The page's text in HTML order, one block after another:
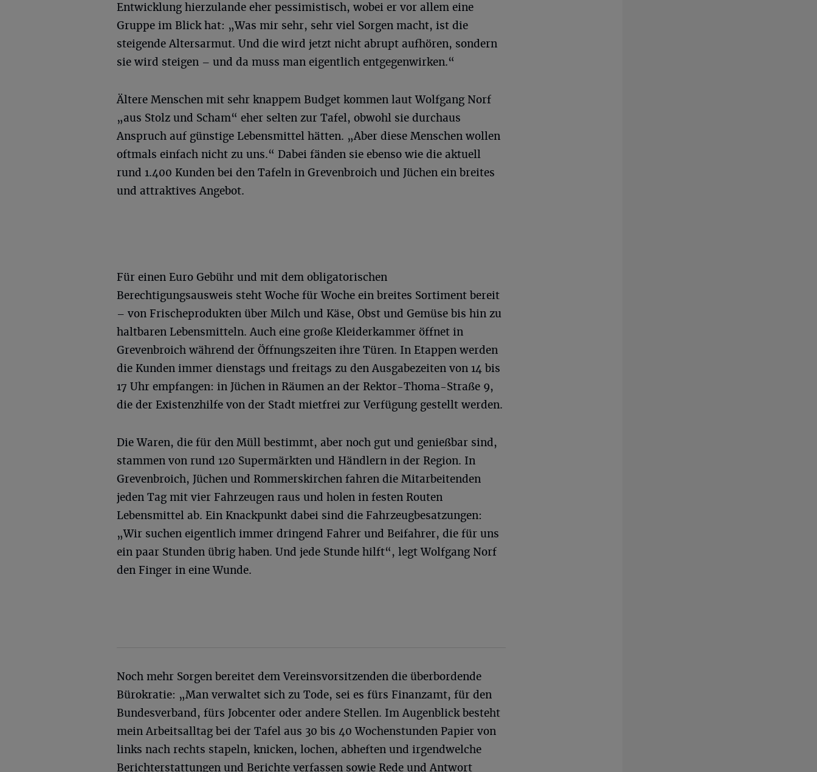
Entwicklung hierzulande eher pessimistisch, wobei er vor allem eine
Gruppe im Blick hat: „Was mir sehr, sehr viel Sorgen macht, ist die
steigende Altersarmut. Und die wird jetzt nicht abrupt aufhören, sondern
sie wird steigen – und da muss man eigentlich entgegenwirken.“
Ältere Menschen mit sehr knappem Budget kommen laut Wolfgang Norf
„aus Stolz und Scham“ eher selten zur Tafel, obwohl sie durchaus
Anspruch auf günstige Lebensmittel hätten. „Aber diese Menschen wollen
oftmals einfach nicht zu uns.“ Dabei fänden sie ebenso wie die aktuell
rund 1.400 Kunden bei den Tafeln in Grevenbroich und Jüchen ein breites
und attraktives Angebot.
Für einen Euro Gebühr und mit dem obligatorischen
Berechtigungsausweis steht Woche für Woche ein breites Sortiment bereit
– von Frischeprodukten über Milch und Käse, Obst und Gemüse bis hin zu
haltbaren Lebensmitteln. Auch eine große Kleiderkammer öffnet in
Grevenbroich während der Öffnungszeiten ihre Türen. In Etappen werden
die Kunden immer dienstags und freitags zu den Ausgabezeiten von 14 bis
17 Uhr empfangen: in Jüchen in Räumen an der Rektor-Thoma-Straße 9,
die der Existenzhilfe von der Stadt mietfrei zur Verfügung gestellt werden.
Die Waren, die für den Müll bestimmt, aber noch gut und genießbar sind,
stammen von rund 120 Supermärkten und Händlern in der Region. In
Grevenbroich, Jüchen und Rommerskirchen fahren die Mitarbeitenden
jeden Tag mit vier Fahrzeugen raus und holen in festen Routen
Lebensmittel ab. Ein Knackpunkt dabei sind die Fahrzeugbesatzungen:
„Wir suchen eigentlich immer dringend Fahrer und Beifahrer, die für uns
ein paar Stunden übrig haben. Und jede Stunde hilft“, legt Wolfgang Norf
den Finger in eine Wunde.
Noch mehr Sorgen bereitet dem Vereinsvorsitzenden die überbordende
Bürokratie: „Man verwaltet sich zu Tode, sei es fürs Finanzamt, für den
Bundesverband, fürs Jobcenter oder andere Stellen. Im Augenblick besteht
mein Arbeitsalltag bei der Tafel aus 30 bis 40 Wochenstunden Papier von
links nach rechts stapeln, knicken, lochen, abheften und irgendwelche
Berichterstattungen und Berichte verfassen sowie Rede und Antwort